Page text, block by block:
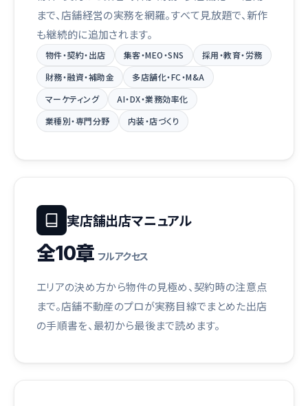
まで、店舗経営の実務を網羅。すべて見放題で、新作
も継続的に追加されます。
物件・契約・出店 集客・MEO・SNS
採用・教育・労務
財務・融資・補助金
多店舗化・FC・M&A
マーケティング
AI・DX・業務効率化
業種別・専門分野
内装・店づくり
実店舗出店マニュアル
全10章 フルアクセス
エリアの決め方から物件の見極め、契約時の注意点
まで。店舗不動産のプロが実務目線でまとめた出店
の手順書を、最初から最後まで読めます。